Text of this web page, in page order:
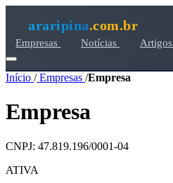
araripina.com.br
Empresas Notícias Artigos
Início /Empresas /Empresa
Empresa
CNPJ: 47.819.196/0001-04
ATIVA